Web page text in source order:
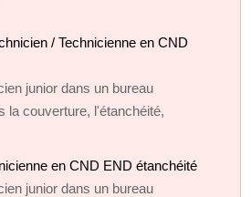
/ Technicienne en CND
junior dans un bureau
la couverture, l'étanchéité,
en CND END étanchéité
junior dans un bureau